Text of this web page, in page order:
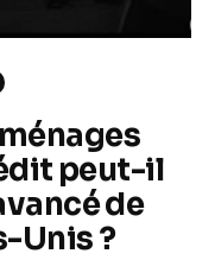
peut-il
de
Unis ?